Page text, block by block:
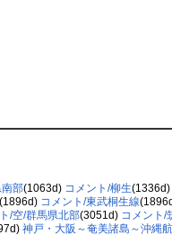
南部(1063d) コメント/柳生(1336d)
(1896d) コメント/東武桐生線
/空/群馬県北部(3051d) コメント/
神戸・大阪～奄美諸島～沖縄